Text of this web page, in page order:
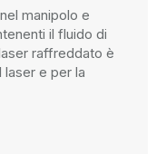
manipolo e
il fluido di
raffreddato è
e per la